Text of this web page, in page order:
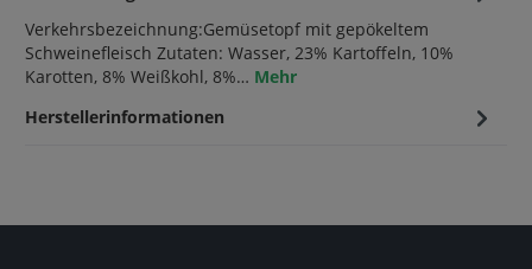
Verkehrsbezeichnung:Gemüsetopf mit gepökeltem
Schweinefleisch Zutaten: Wasser, 23% Kartoffeln, 10%
Karotten, 8% Weißkohl, 8%… Mehr
Herstellerinformationen